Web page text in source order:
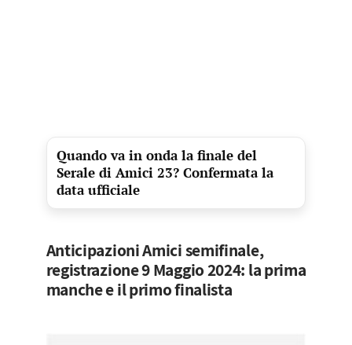
Quando va in onda la finale del
Serale di Amici 23? Confermata la
data ufficiale
Anticipazioni Amici semifinale,
registrazione 9 Maggio 2024: la prima
manche e il primo finalista